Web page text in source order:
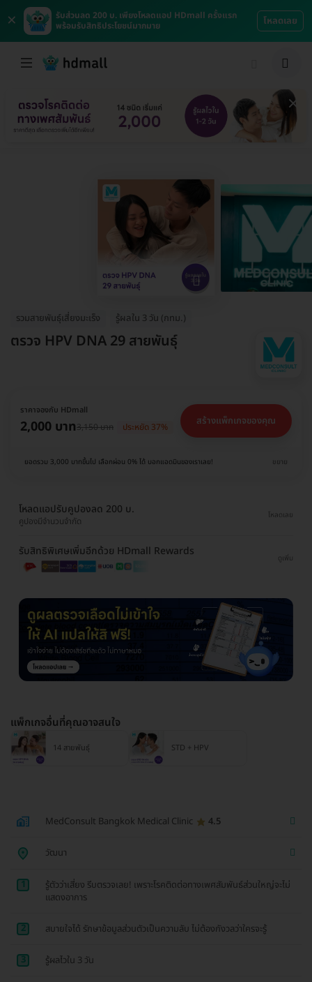
×
รับส่วนลด 200 บ. เพียงโหลดแอป HDmall ครั้งแรก
พร้อมรับสิทธิประโยชน์มากมาย
โหลดเลย
รวมสายพันธุ์เสี่ยงมะเร็ง รู้ผลใน 3 วัน (กทม.)
ตรวจ HPV DNA 29 สายพันธุ์
ราคาจองกับ HDmall
2,000 บาท3,150 บาท ประหยัด 37% สร้างแพ็กเกจของคุณ
ยอดรวม 3,000 บาทขึ้นไป เลือกผ่อน 0% ได้ บอกแอดมินของเราเลย! ขยาย
โหลดแอปรับคูปองลด 200 บ.
คูปองมีจำนวนจำกัด
โหลดเลย
รับสิทธิพิเศษเพิ่มอีกด้วย HDmall Rewards
ดูเพิ่ม
แพ็กเกจอื่นที่คุณอาจสนใจ
14 สายพันธุ์ STD + HPV
MedConsult Bangkok Medical Clinic 4.5
วัฒนา
1
รู้ตัวว่าเสี่ยง รีบตรวจเลย! เพราะโรคติดต่อทางเพศสัมพันธ์ส่วนใหญ่จะไม่
แสดงอาการ
2 สบายใจได้ รักษาข้อมูลส่วนตัวเป็นความลับ ไม่ต้องกังวลว่าใครจะรู้
3 รู้ผลไวใน 3 วัน